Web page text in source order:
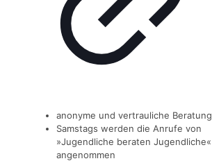
anonyme und vertrauliche Beratung
Samstags werden die Anrufe von
»Jugendliche beraten Jugendliche«
angenommen